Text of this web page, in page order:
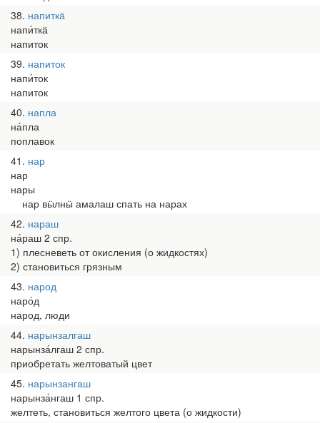
38 напиткӓ
напи́ткӓ
напиток
39 напиток
напи́ток
напиток
40 напла
на́пла
поплавок
41 нар
нар
нары
нар вӹлнӹ амалаш спать на нарах
42 нараш
на́раш 2 спр.
1) плесневеть от окисления (о жидкостях)
2) становиться грязным
43 народ
наро́д
народ, люди
44 нарынзалгаш
нарынза́лгаш 2 спр.
приобретать желтоватый цвет
45 нарынзангаш
нарынза́нгаш 1 спр.
желтеть, становиться желтого цвета (о жидкости)